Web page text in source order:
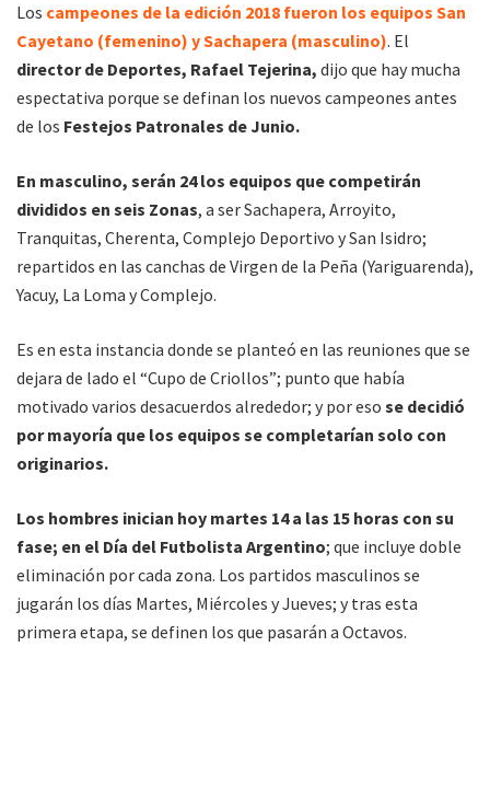
Los campeones de la edición 2018 fueron los equipos San
Cayetano (femenino) y Sachapera (masculino). El
director de Deportes, Rafael Tejerina, dijo que hay mucha
espectativa porque se definan los nuevos campeones antes
de los Festejos Patronales de Junio.
En masculino, serán 24 los equipos que competirán
divididos en seis Zonas, a ser Sachapera, Arroyito,
Tranquitas, Cherenta, Complejo Deportivo y San Isidro;
repartidos en las canchas de Virgen de la Peña (Yariguarenda),
Yacuy, La Loma y Complejo.
Es en esta instancia donde se planteó en las reuniones que se
dejara de lado el “Cupo de Criollos”; punto que había
motivado varios desacuerdos alrededor; y por eso se decidió
por mayoría que los equipos se completarían solo con
originarios.
Los hombres inician hoy martes 14 a las 15 horas con su
fase; en el Día del Futbolista Argentino; que incluye doble
eliminación por cada zona. Los partidos masculinos se
jugarán los días Martes, Miércoles y Jueves; y tras esta
primera etapa, se definen los que pasarán a Octavos.